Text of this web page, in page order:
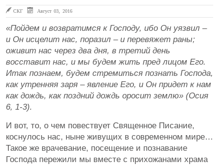
СКГ Август 03, 2016
«Пойдем и возвратимся к Господу, ибо Он уязвил –
и Он исцелит нас, поразил – и перевяжет раны;
оживит нас через два дня, в третий день
восставит нас, и мы будем жить пред лицом Его.
Итак познаем, будем стремиться познать Господа,
как утренняя заря – явление Его, и Он придет к нам
как дождь, как поздний дождь оросит землю» (Осия
6, 1-3).
И вот, то, о чем повествует Священное Писание,
коснулось нас, ныне живущих в современном мире…
Такое же врачевание, посещение и познавание
Господа пережили мы вместе с прихожанами храма